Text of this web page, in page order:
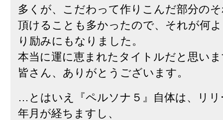
多くが、こだわって作りこんだ部分の
頂けることも多かったので、それが何
り励みにもなりました。
本当に運に恵まれたタイトルだと思い
皆さん、ありがとうございます。
…とはいえ『ペルソナ５』自体は、リ
年月が経ちますし、